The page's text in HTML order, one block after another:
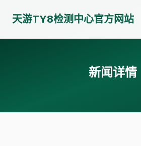
天游TY8检测中心官方网站
新闻详情